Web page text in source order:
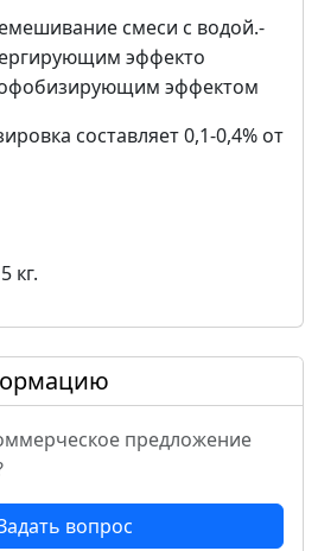
смеси с водой.-
эффекто
эффектом
составляет 0,1-0,4% от
кг.
предложение
вопрос